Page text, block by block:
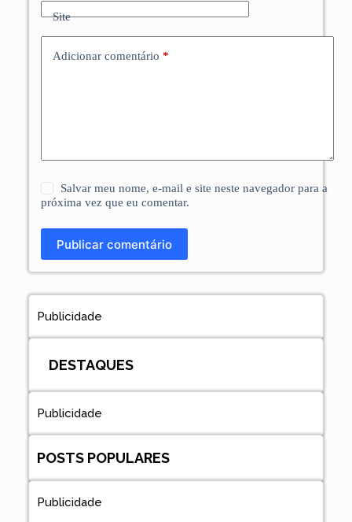
Site
Adicionar comentário *
Salvar meu nome, e-mail e site neste navegador para a
próxima vez que eu comentar.
Publicar comentário
Publicidade
DESTAQUES
Publicidade
POSTS POPULARES
Publicidade